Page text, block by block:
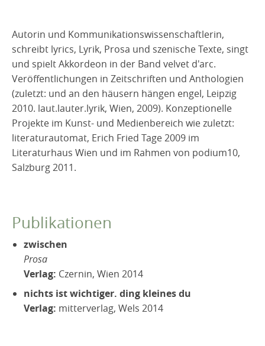
Autorin und Kommunikationswissenschaftlerin,
schreibt lyrics, Lyrik, Prosa und szenische Texte, singt
und spielt Akkordeon in der Band velvet d'arc.
Veröffentlichungen in Zeitschriften und Anthologien
(zuletzt: und an den häusern hängen engel, Leipzig
2010. laut.lauter.lyrik, Wien, 2009). Konzeptionelle
Projekte im Kunst- und Medienbereich wie zuletzt:
literaturautomat, Erich Fried Tage 2009 im
Literaturhaus Wien und im Rahmen von podium10,
Salzburg 2011.
Publikationen
zwischen
Prosa
Verlag: Czernin, Wien 2014
nichts ist wichtiger. ding kleines du
Verlag: mitterverlag, Wels 2014